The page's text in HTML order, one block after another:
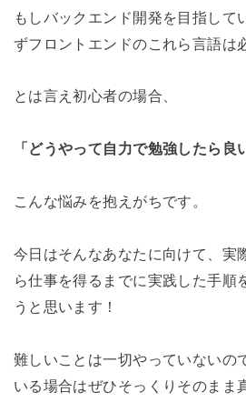
もしバックエンド開発を目指して
ずフロントエンドのこれら言語は
とは言え初心者の場合、
「どうやって自力で勉強したら良
こんな悩みを抱えがちです。
今日はそんなあなたに向けて、実
ら仕事を得るまでに実践した手順
うと思います！
難しいことは一切やっていないの
いる場合はぜひそっくりそのまま